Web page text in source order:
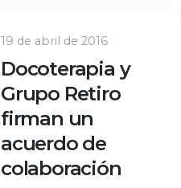
19 de abril de 2016
Docoterapia y
Grupo Retiro
firman un
acuerdo de
colaboración